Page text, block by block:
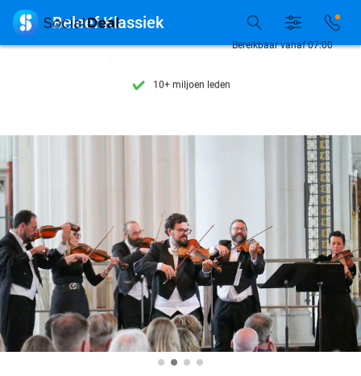
7 dagen per week beschikbaarBereikbaar vanaf 07:00
 Beleef Klassiek